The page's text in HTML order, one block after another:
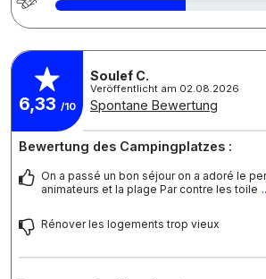
6,33 /10
Soulef C.
Veröffentlicht am 02.08.2026
Spontane Bewertung
Bewertung des Campingplatzes :
On a passé un bon séjour on a adoré le
animateurs et la plage Par contre les toile
Rénover les logements trop vieux